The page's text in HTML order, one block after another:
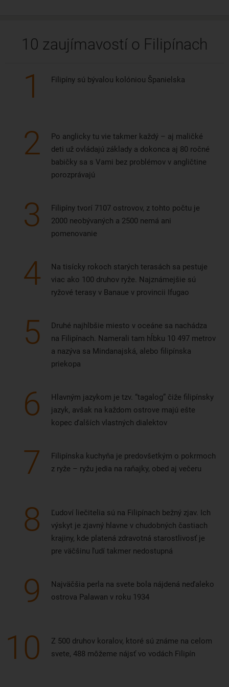
10 zaujímavostí o Filipínach
1 Filipíny sú bývalou kolóniou Španielska
2
Po anglicky tu vie takmer každý – aj maličké
deti už ovládajú základy a dokonca aj 80 ročné
babičky sa s Vami bez problémov v angličtine
porozprávajú
3
Filipíny tvorí 7107 ostrovov, z tohto počtu je
2000 neobývaných a 2500 nemá ani
pomenovanie
4
Na tisícky rokoch starých terasách sa pestuje
viac ako 100 druhov ryže. Najznámejšie sú
ryžové terasy v Banaue v provincii Ifugao
5
Druhé najhlbšie miesto v oceáne sa nachádza
na Filipínach. Namerali tam hĺbku 10 497 metrov
a nazýva sa Mindanajská, alebo filipínska
priekopa
6
Hlavným jazykom je tzv. “tagalog” čiže filipínsky
jazyk, avšak na každom ostrove majú ešte
kopec ďalších vlastných dialektov
7
Filipínska kuchyňa je predovšetkým o pokrmoch
z ryže – ryžu jedia na raňajky, obed aj večeru
8
Ľudoví liečitelia sú na Filipínach bežný zjav. Ich
výskyt je zjavný hlavne v chudobných častiach
krajiny, kde platená zdravotná starostlivosť je
pre väčšinu ľudí takmer nedostupná
9
Najväčšia perla na svete bola nájdená neďaleko
ostrova Palawan v roku 1934
10
Z 500 druhov koralov, ktoré sú známe na celom
svete, 488 môžeme nájsť vo vodách Filipín